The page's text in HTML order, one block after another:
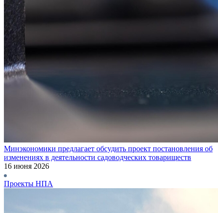
Минэкономики предлагает обсудить проект постановления об
изменениях в деятельности садоводческих товариществ
16 июня 2026
Проекты НПА